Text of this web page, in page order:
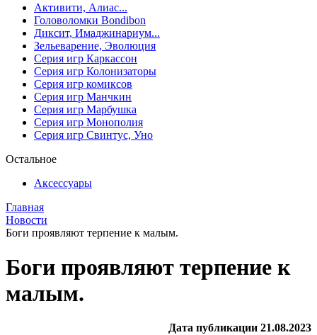
Активити, Алиас...
Головоломки Bondibon
Диксит, Имаджинариум...
Зельеварение, Эволюция
Серия игр Каркассон
Серия игр Колонизаторы
Серия игр комиксов
Серия игр Манчкин
Серия игр Марбушка
Серия игр Монополия
Серия игр Свинтус, Уно
Остальное
Аксессуары
Главная
Новости
Боги проявляют терпение к малым.
Боги проявляют терпение к
малым.
Дата публикации 21.08.2023